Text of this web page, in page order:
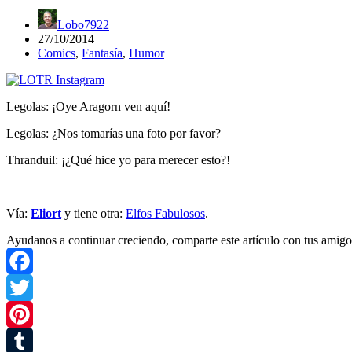
Lobo7922
27/10/2014
Comics, Fantasía, Humor
Legolas: ¡Oye Aragorn ven aquí!
Legolas: ¿Nos tomarías una foto por favor?
Thranduil: ¡¿Qué hice yo para merecer esto?!
Vía: Eliort y tiene otra: Elfos Fabulosos.
Ayudanos a continuar creciendo, comparte este artículo con tus
Facebook
Twitter
Pinterest